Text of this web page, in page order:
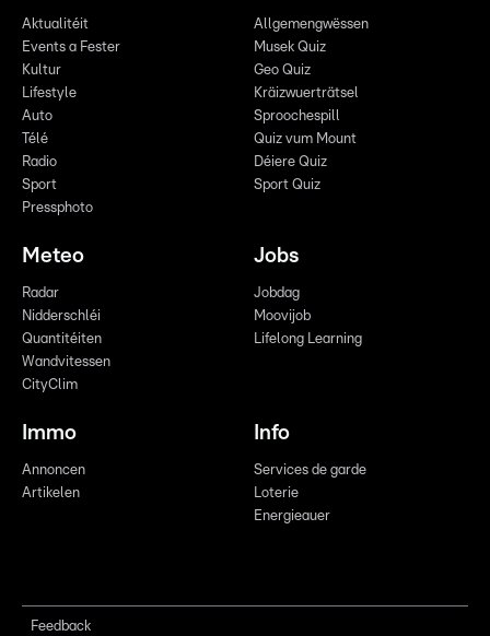
Aktualitéit
Events a Fester
Kultur
Lifestyle
Auto
Télé
Radio
Sport
Pressphoto
Allgemengwëssen
Musek Quiz
Geo Quiz
Kräizwuerträtsel
Sproochespill
Quiz vum Mount
Déiere Quiz
Sport Quiz
Meteo
Radar
Nidderschléi
Quantitéiten
Wandvitessen
CityClim
Jobs
Jobdag
Moovijob
Lifelong Learning
Immo
Annoncen
Artikelen
Info
Services de garde
Loterie
Energieauer
Feedback